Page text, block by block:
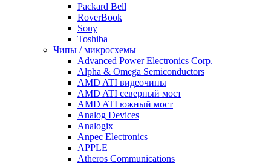
Packard Bell
RoverBook
Sony
Toshiba
Чипы / микросхемы
Advanced Power Electronics Corp.
Alpha & Omega Semiconductors
AMD ATI видеочипы
AMD ATI северный мост
AMD ATI южный мост
Analog Devices
Analogix
Anpec Electronics
APPLE
Atheros Communications